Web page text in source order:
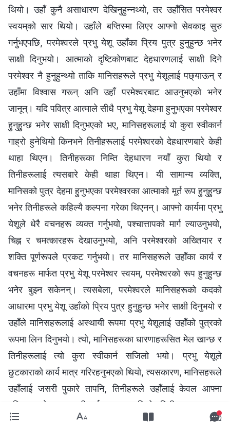
थियो। उहाँ कुनै असाधारण देखिनुहुन्नथ्यो, तर उहाँसित परमेश्‍वर
स्वयम्‌को सार थियो। उहाँले बप्तिस्मा लिएर आफ्नो सेवकाइ सुरु
गर्नुभएपछि, परमेश्‍वरले प्रभु येशू उहाँका प्रिय पुत्र हुनुहुन्छ भनेर
साक्षी दिनुभयो। आत्माको दृष्टिकोणबाट देहधारणलाई साक्षी दिने
परमेश्‍वर नै हुनुहुन्थ्यो ताकि मानिसहरूले प्रभु येशूलाई पछ्याऊन् र
उहाँमा विश्‍वास गरून् अनि उहाँ परमेश्‍वरबाट आउनुभएको भनेर
जानून्। यदि पवित्र आत्माले सीधै प्रभु येशू देहमा हुनुभएका परमेश्‍वर
हुनुहुन्छ भनेर साक्षी दिनुभएको भए, मानिसहरूलाई यो कुरा स्वीकार्न
गाह्रो हुनेथियो किनभने तिनीहरूलाई परमेश्‍वरको देहधारणबारे केही
थाहा थिएन। तिनीहरूका निम्ति देहधारण नयाँ कुरा थियो र
तिनीहरूलाई त्यसबारे केही थाहा थिएन। यी सामान्य व्यक्ति,
मानिसको पुत्र देहमा हुनुभएका परमेश्‍वरका आत्माको मूर्त रूप हुनुहुन्छ
भनेर तिनीहरूले कहिल्यै कल्पना गरेका थिएनन्। आफ्नो कार्यमा प्रभु
येशूले धेरै वचनहरू व्यक्त गर्नुभयो, पश्चात्तापको मार्ग ल्याउनुभयो,
चिह्न र चमत्कारहरू देखाउनुभयो, अनि परमेश्‍वरको अख्तियार र
शक्ति पूर्णरूपले प्रकट गर्नुभयो। तर मानिसहरूले उहाँका कार्य र
वचनहरू मार्फत प्रभु येशू परमेश्‍वर स्वयम्‌, परमेश्‍वरको रूप हुनुहुन्छ
भनेर बुझ्न सकेनन्। त्यसबेला, परमेश्‍वरले मानिसहरूको कदको
आधारमा प्रभु येशू उहाँको प्रिय पुत्र हुनुहुन्छ भनेर साक्षी दिनुभयो र
उहाँले मानिसहरूलाई अस्थायी रूपमा प्रभु येशूलाई उहाँको पुत्रको
रूपमा लिन दिनुभयो। त्यो, मानिसहरूका धारणाहरूसित मेल खान्छ र
तिनीहरूलाई त्यो कुरा स्वीकार्न सजिलो भयो। प्रभु येशूले
छुटकाराको कार्य मात्र गरिरहनुभएको थियो, त्यसकारण, मानिसहरूले
उहाँलाई जसरी पुकारे तापनि, तिनीहरूले उहाँलाई केवल आफ्ना
मुक्तिदाताको रूपमा स्वीकार्नु आवश्यक थियो, तिनीहरूका पापहरू
क्षमा हुनुपर्थ्यो अनि तिनीहरू परमेश्‍वरको अनुग्रह पाउन योग्य